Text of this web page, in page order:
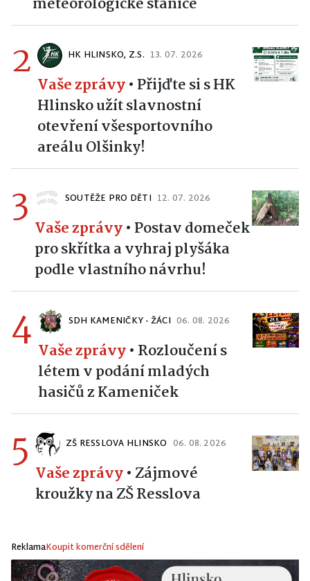
2 HK HLINSKO, Z.S. 13. 07. 2026
Vaše zprávy• Přijďte si s HK
Hlinsko užít slavnostní
otevření všesportovního
areálu Olšinky!
3 SOUTĚŽE PRO DĚTI 12. 07. 2026
Vaše zprávy• Postav domeček
pro skřítka a vyhraj plyšáka
podle vlastního návrhu!
4 SDH KAMENIČKY - ŽÁCI 06. 08. 2026
Vaše zprávy• Rozloučení s
létem v podání mladých
hasičů z Kameniček
5 ZŠ RESSLOVA HLINSKO 06. 08. 2026
Vaše zprávy• Zájmové
kroužky na ZŠ Resslova
ReklamaKoupit komerční sdělení